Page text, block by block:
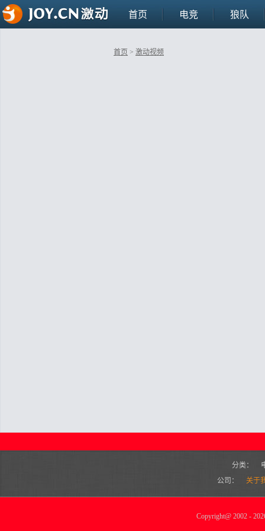
首页 电竞 狼队
首页 > 激动视频
分类：
公司：
关于
Copyright@2002 -